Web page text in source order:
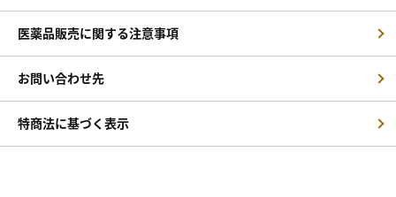
医薬品販売に関する注意事項
お問い合わせ先
特商法に基づく表示